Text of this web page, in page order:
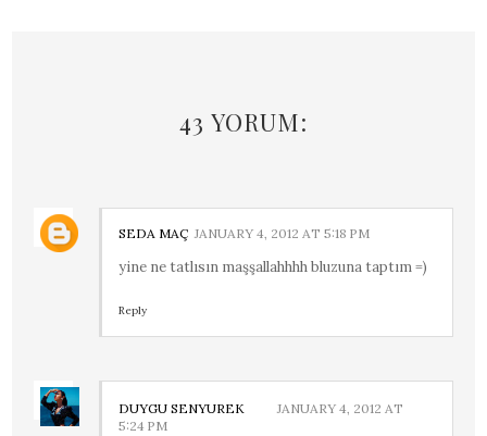
43 YORUM:
SEDA MAÇ JANUARY 4, 2012 AT 5:18 PM
yine ne tatlısın maşşallahhhh bluzuna taptım =)
Reply
DUYGU SENYUREK
JANUARY 4, 2012 AT
5:24 PM